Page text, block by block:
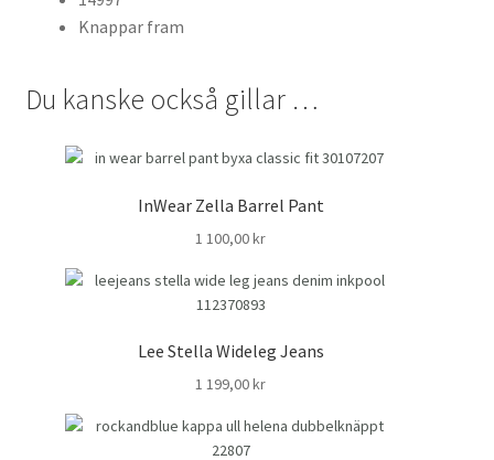
Knappar fram
Du kanske också gillar …
InWear Zella Barrel Pant
1 100,00kr
Lee Stella Wideleg Jeans
1 199,00kr